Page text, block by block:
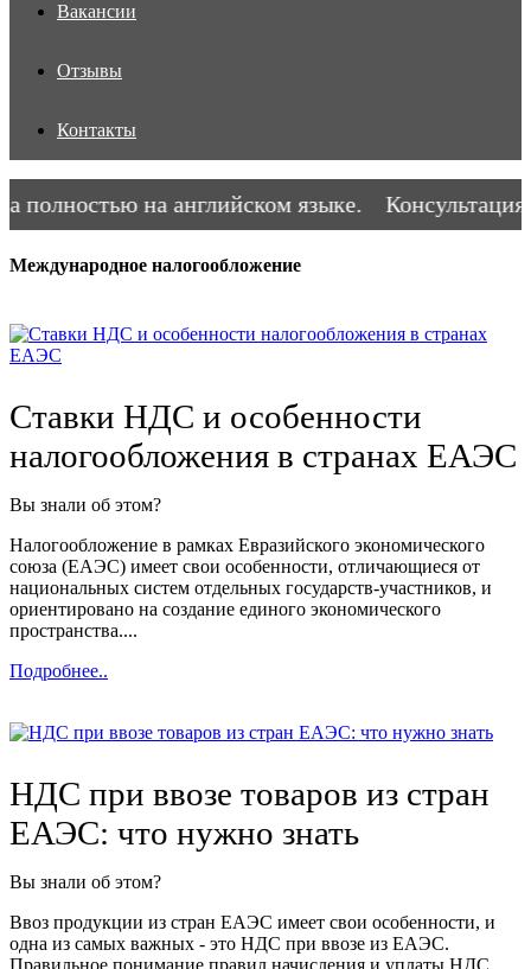
Вакансии
Отзывы
Контакты
на английском языке. Консультация
Международное налогообложение
Ставки НДС и особенности
налогообложения в странах ЕАЭС
Вы знали об этом?
Налогообложение в рамках Евразийского экономического
союза (ЕАЭС) имеет свои особенности, отличающиеся от
национальных систем отдельных государств-участников, и
ориентировано на создание единого экономического
пространства....
Подробнее..
НДС при ввозе товаров из стран
ЕАЭС: что нужно знать
Вы знали об этом?
Ввоз продукции из стран ЕАЭС имеет свои особенности, и
одна из самых важных - это НДС при ввозе из ЕАЭС.
Правильное понимание правил начисления и уплаты НДС